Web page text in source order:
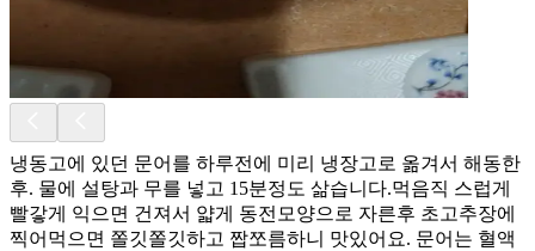
냉동고에 있던 문어를 하루전에 미리 냉장고로 옮겨서 해동한
후. 물에 설탕과 무를 넣고 15분정도 삶습니다.먹음직 스럽게
빨갛게 익으면 건져서 얇게 동전모양으로 자른후 초고추장에
찍어먹으면 쫄깃쫄깃하고 짭쪼름하니 맛있어요. 문어는 혈액